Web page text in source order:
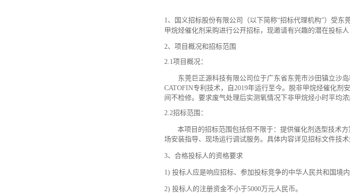
1、国义招标股份有限公司（以下简称“招标代理机构”）受东
甲烷烃催化剂采购进行公开招标，现邀请有兴趣的潜在投标
2、项目概况和招标范围
2.1项目概况：
东莞巨正源科技有限公司 位于广东省东莞市沙田镇立沙
CATOFIN专利技术，自 2019年运行至今。脱非甲烷烃催化剂
间不检修。要求废气处理后实测氧情况下非甲烷烃小时平均
2.2招标范围：
本项目的招标范围 包括但不限于： 提供催化剂选型技术
场安装指导、现场运行调试服务。 具体内容详见招标文件技术
3、 合格投标人的资格要求
1) 投标人应是响应招标、参加投标竞争的中华人民共和国境
2) 投标人的注册资金不小于5000万元人民币。